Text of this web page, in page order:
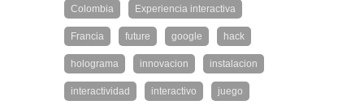
Colombia Experiencia interactiva
Francia future google hack
holograma innovacion instalacion
interactividad interactivo juego